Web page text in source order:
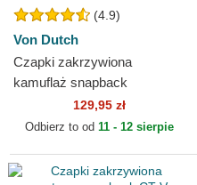
(4.9)
Von Dutch
Czapki zakrzywiona
kamuflaż snapback
SQUARE4 Von Dutch
129,95 zł
Odbierz to od 11 - 12 sierpie